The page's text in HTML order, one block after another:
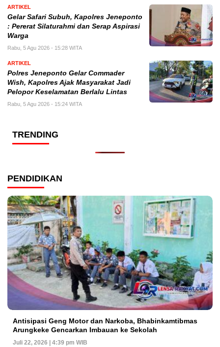
ARTIKEL
Gelar Safari Subuh, Kapolres Jeneponto
: Pererat Silaturahmi dan Serap Aspirasi
Warga
Rabu, 5 Agu 2026 - 15:28 WITA
ARTIKEL
Polres Jeneponto Gelar Commader
Wish, Kapolres Ajak Masyarakat Jadi
Pelopor Keselamatan Berlalu Lintas
Rabu, 5 Agu 2026 - 15:24 WITA
TRENDING
PENDIDIKAN
Antisipasi Geng Motor dan Narkoba, Bhabinkamtibmas
Arungkeke Gencarkan Imbauan ke Sekolah
Juli 22, 2026 | 4:39 pm WIB